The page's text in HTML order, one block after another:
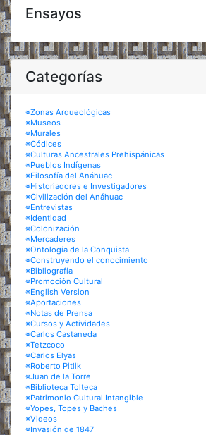
Ensayos
Categorías
※Zonas Arqueológicas
※Museos
※Murales
※Códices
※Culturas Ancestrales Prehispánicas
※Pueblos Indígenas
※Filosofía del Anáhuac
※Historiadores e Investigadores
※Civilización del Anáhuac
※Entrevistas
※Identidad
※Colonización
※Mercaderes
※Ontología de la Conquista
※Construyendo el conocimiento
※Bibliografía
※Promoción Cultural
※English Version
※Aportaciones
※Notas de Prensa
※Cursos y Actividades
※Carlos Castaneda
※Tetzcoco
※Carlos Elyas
※Roberto Pitlik
※Juan de la Torre
※Biblioteca Tolteca
※Patrimonio Cultural Intangible
※Yopes, Topes y Baches
※Videos
※Invasión de 1847